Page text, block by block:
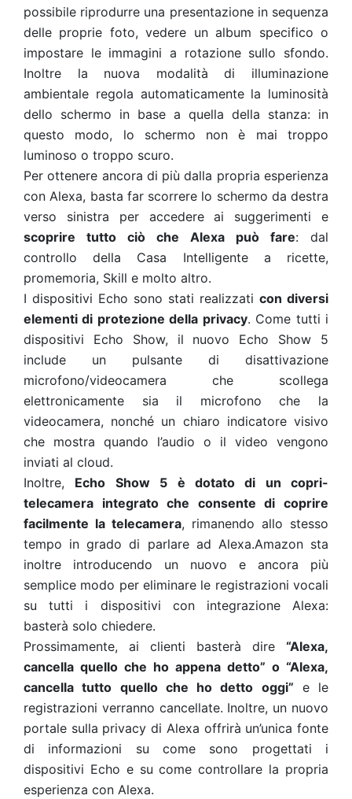
possibile riprodurre una presentazione in sequenza
delle proprie foto, vedere un album specifico o
impostare le immagini a rotazione sullo sfondo.
Inoltre la nuova modalità di illuminazione
ambientale regola automaticamente la luminosità
dello schermo in base a quella della stanza: in
questo modo, lo schermo non è mai troppo
luminoso o troppo scuro.
Per ottenere ancora di più dalla propria esperienza
con Alexa, basta far scorrere lo schermo da destra
verso sinistra per accedere ai suggerimenti e
scoprire tutto ciò che Alexa può fare: dal
controllo della Casa Intelligente a ricette,
promemoria, Skill e molto altro.
I dispositivi Echo sono stati realizzati con diversi
elementi di protezione della privacy. Come tutti i
dispositivi Echo Show, il nuovo Echo Show 5
include un pulsante di disattivazione
microfono/videocamera che scollega
elettronicamente sia il microfono che la
videocamera, nonché un chiaro indicatore visivo
che mostra quando l’audio o il video vengono
inviati al cloud.
Inoltre, Echo Show 5 è dotato di un copri-
telecamera integrato che consente di coprire
facilmente la telecamera, rimanendo allo stesso
tempo in grado di parlare ad Alexa.Amazon sta
inoltre introducendo un nuovo e ancora più
semplice modo per eliminare le registrazioni vocali
su tutti i dispositivi con integrazione Alexa:
basterà solo chiedere.
Prossimamente, ai clienti basterà dire “Alexa,
cancella quello che ho appena detto” o “Alexa,
cancella tutto quello che ho detto oggi” e le
registrazioni verranno cancellate. Inoltre, un nuovo
portale sulla privacy di Alexa offrirà un’unica fonte
di informazioni su come sono progettati i
dispositivi Echo e su come controllare la propria
esperienza con Alexa.